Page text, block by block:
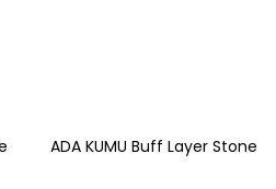
ADA KUMU Buff Layer Stone